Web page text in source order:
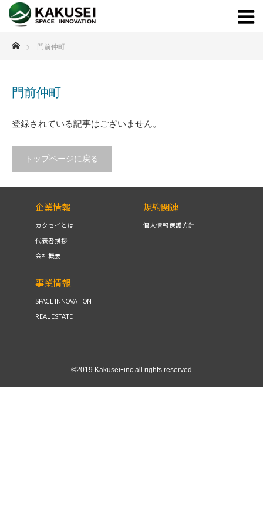
ホーム
門前仲町
門前仲町
登録されている記事はございません。
トップページに戻る
企業情報
カクセイとは
代表者挨拶
会社概要
規約関連
個人情報保護方針
事業情報
SPACE INNOVATION
REAL ESTATE
©2019 Kakuseiｰinc.all rights reserved